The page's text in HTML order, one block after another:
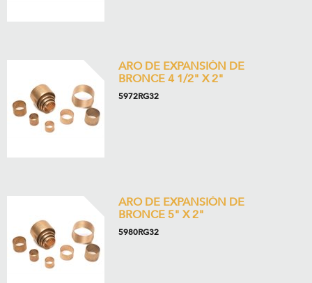
ARO DE EXPANSIÓN DE
BRONCE 4 1/2" X 2"
5972RG32
ARO DE EXPANSIÓN DE
BRONCE 5" X 2"
5980RG32